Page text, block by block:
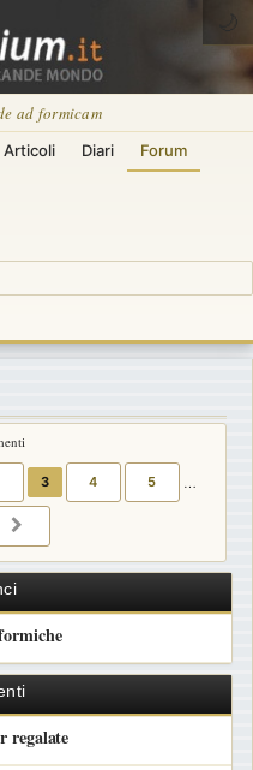
ad formicam
Articoli Diari Forum
🌙
3 4 5 …
regalate